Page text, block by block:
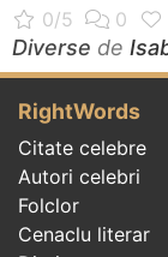
Diverse de
RightWords
Citate celebre
Autori celebri
Folclor
Cenaclu literar